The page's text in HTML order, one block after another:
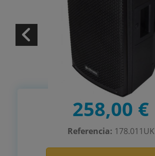
258,00 €
Referencia: 178.011UK